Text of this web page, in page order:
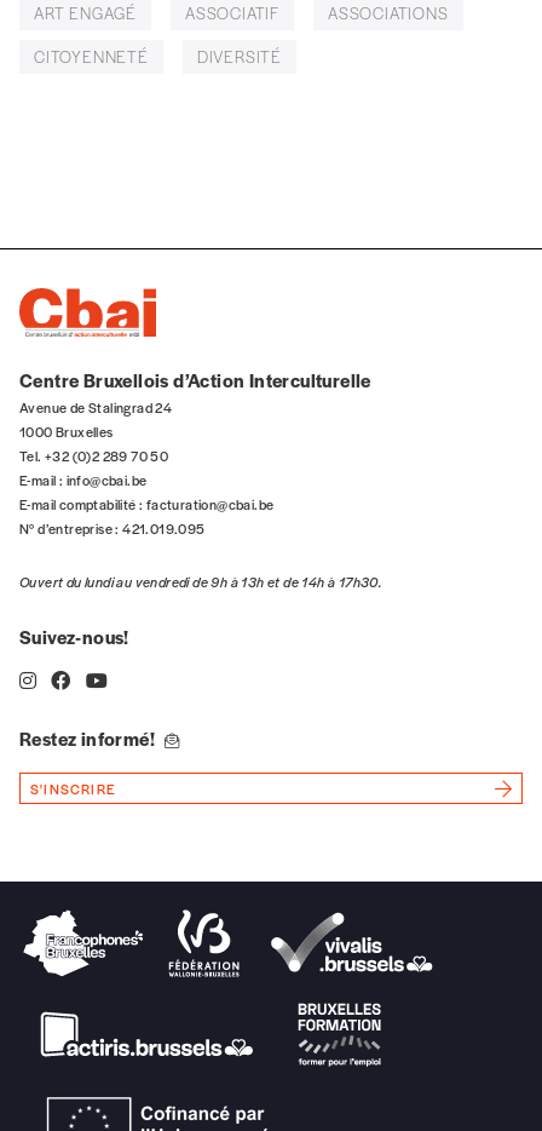
TVA
Rue
Code postal
Pays
n°
Localité
J’ai lu et j’accepte votre politique
de confidentialité*
politique de protection des données
personnelles (RGPD)
Ajouter un message (facultatif)
ART ENGAGÉ
ASSOCIATIF
ASSOCIATIONS
CITOYENNETÉ
DIVERSITÉ
Centre Bruxellois d’Action Interculturelle
Avenue de Stalingrad 24
1000 Bruxelles
Tel. +32 (0)2 289 70 50
E-mail : info@cbai.be
E-mail comptabilité : facturation@cbai.be
N° d’entreprise : 421.019.095
Ouvert du lundi au vendredi de 9h à 13h et de 14h à 17h30.
Suivez-nous!
Restez informé!
S'INSCRIRE